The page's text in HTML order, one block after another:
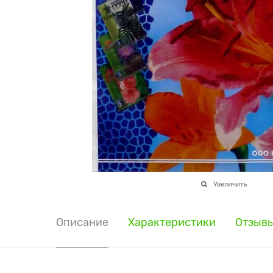
Увеличить
Описание Характеристики